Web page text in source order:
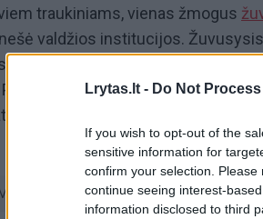
Lrytas.lt - Do Not
If you wish to opt-out of the
sensitive information for
confirm your selection.
continue seeing interest-
information disclosed to third
traukiniams, vienas žmogus
valdžios institucijos.
pranešė Kusko miesto, esančio
pranešė, kad dirba
nes tarp jų buvo daug
avarija traukinių